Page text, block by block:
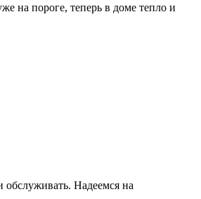
на пороге, теперь в доме тепло и
Надеемся на